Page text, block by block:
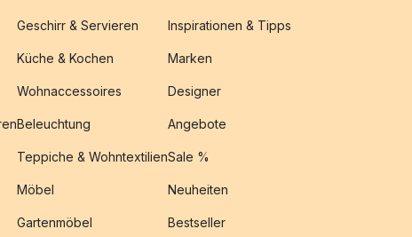
Geschirr & Servieren
Küche & Kochen
Wohnaccessoires
Beleuchtung
Teppiche & Wohntextilien
Möbel
Gartenmöbel
Inspirationen & Tipps
Marken
Designer
Angebote
Sale %
Neuheiten
Bestseller